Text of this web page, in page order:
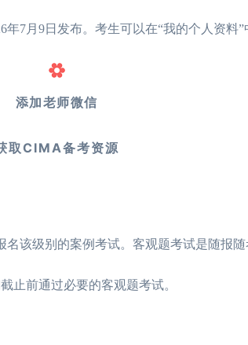
7月9日发布。考生可以在“我的个人资料”
添加老师微信
取CIMA备考资源
该级别的案例考试。客观题考试是随报
止前通过必要的客观题考试。